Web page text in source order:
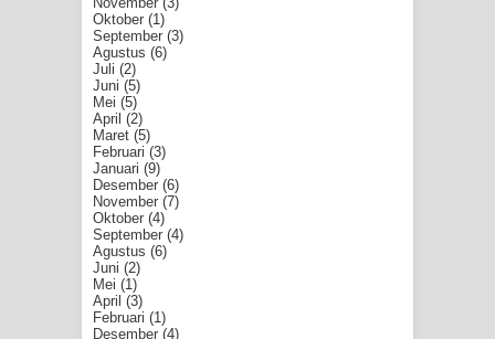
Oktober (1)
September (3)
Agustus (6)
Juli (2)
Juni (5)
Mei (5)
April (2)
Maret (5)
Februari (3)
Januari (9)
Desember (6)
November (7)
Oktober (4)
September (4)
Agustus (6)
Juni (2)
Mei (1)
April (3)
Februari (1)
Desember (4)